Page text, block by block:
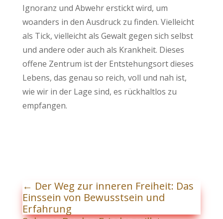
Ignoranz und Abwehr erstickt wird, um
woanders in den Ausdruck zu finden. Vielleicht
als Tick, vielleicht als Gewalt gegen sich selbst
und andere oder auch als Krankheit. Dieses
offene Zentrum ist der Entstehungsort dieses
Lebens, das genau so reich, voll und nah ist,
wie wir in der Lage sind, es rückhaltlos zu
empfangen.
← Der Weg zur inneren Freiheit: Das
Einssein von Bewusstsein und
Erfahrung